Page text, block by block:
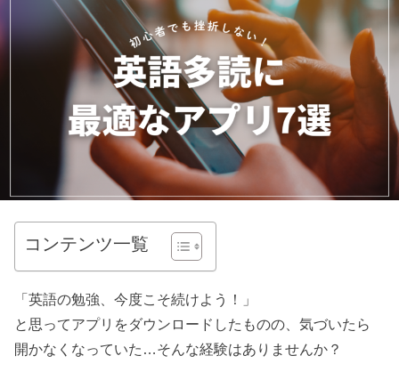
コンテンツ一覧
「英語の勉強、今度こそ続けよう！」
と思ってアプリをダウンロードしたものの、気づいたら
開かなくなっていた…そんな経験はありませんか？